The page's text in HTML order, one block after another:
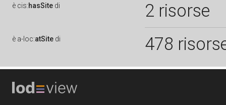
è cis:hasSite di 2 risorse
è a-loc:atSite di 478